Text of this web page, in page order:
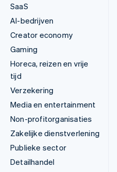
SaaS
AI-bedrijven
Creator economy
Gaming
Horeca, reizen en vrije
tijd
Verzekering
Media en entertainment
Non-profitorganisaties
Zakelijke dienstverlening
Publieke sector
Detailhandel